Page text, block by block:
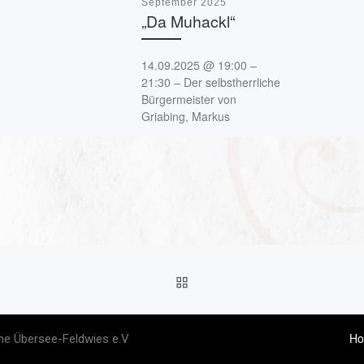
„Da Muhackl“
14.09.2025 @ 19:00 –
21:30 – Der selbstherrliche
Bürgermeister von
Griabing, Markus
scheinen alle begeistert.
Übersee-Feldwies e.V